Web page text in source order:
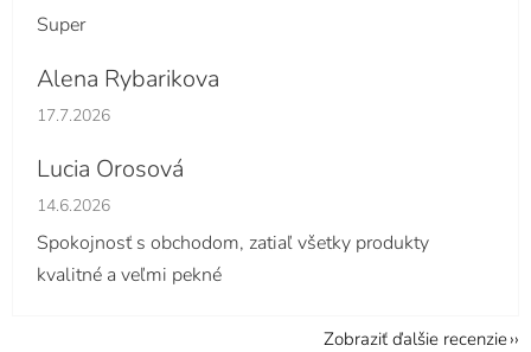
Super
Alena Rybarikova
Hodnotenie obchodu je 5 z 5 hviezdičiek.
17.7.2026
Lucia Orosová
Hodnotenie obchodu je 5 z 5 hviezdičiek.
14.6.2026
Spokojnosť s obchodom, zatiaľ všetky produkty
kvalitné a veľmi pekné
Zobraziť ďalšie recenzie